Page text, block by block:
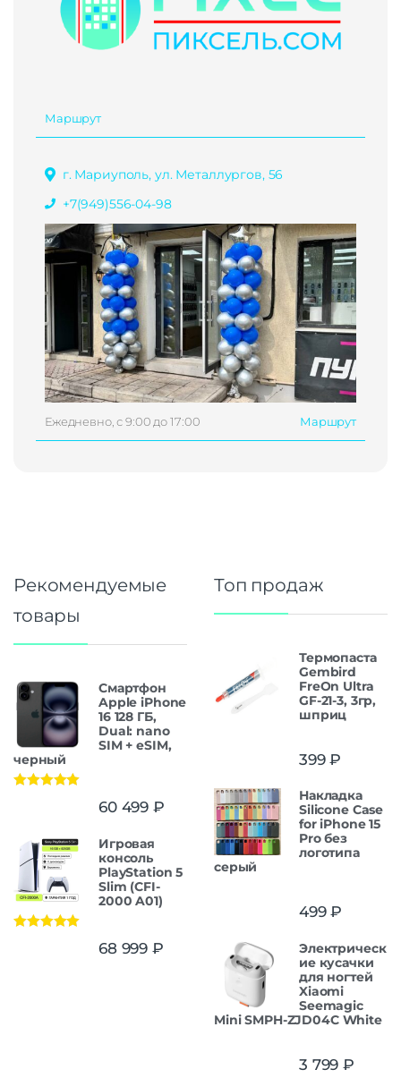
Маршрут
г. Мариуполь, ул. Металлургов, 56
+7(949)556-04-98
Ежедневно, с 9:00 до 17:00 Маршрут
Рекомендуемые
товары
Смартфон
Apple iPhone
16 128 ГБ,
Dual: nano
SIM + eSIM,
черный
60 499 ₽
Игровая
консоль
PlayStation 5
Slim (CFI-
2000 A01)
68 999 ₽
Топ продаж
Термопаста
Gembird
FreOn Ultra
GF-21-3, 3гр,
шприц
399₽
Накладка
Silicone Case
for iPhone 15
Pro без
логотипа
серый
499₽
Электрическ
ие кусачки
для ногтей
Xiaomi
Seemagic
Mini SMPH-ZJD04C White
3 799 ₽